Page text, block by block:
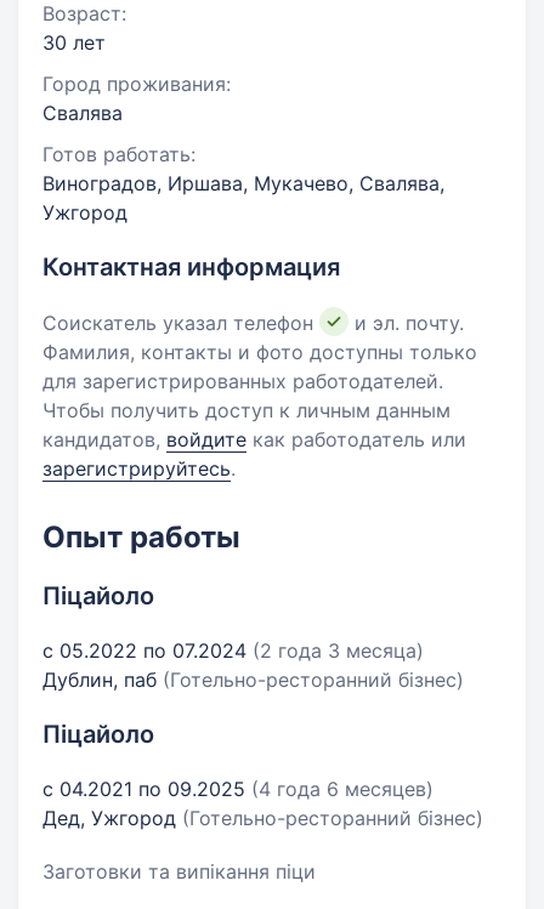
Возраст:
30 лет
Город проживания:
Свалява
Готов работать:
Виноградов, Иршава, Мукачево, Свалява,
Ужгород
Контактная информация
Соискатель указал телефон
и эл. почту.
Фамилия, контакты и фото доступны только
для зарегистрированных работодателей.
Чтобы получить доступ к личным данным
кандидатов, войдите как работодатель или
зарегистрируйтесь.
Опыт работы
Піцайоло
с 05.2022 по 07.2024 (2 года 3 месяца)
Дублин, паб (Готельно-ресторанний бізнес)
Піцайоло
с 04.2021 по 09.2025 (4 года 6 месяцев)
Дед, Ужгород (Готельно-ресторанний бізнес)
Заготовки та випікання піци